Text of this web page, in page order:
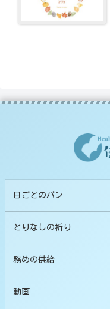
日ごとのパン
とりなしの祈り
務めの供給
動画